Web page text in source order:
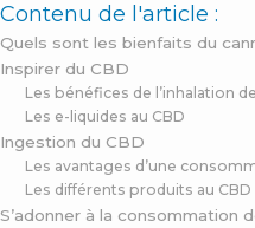
Contenu de l'article :
Quels sont les bienfaits du
Inspirer du CBD
Les bénéfices de l’inhalation
Les e-liquides au CBD
Ingestion du CBD
Les avantages d’une
Les différents produits au
S’adonner à la consommation